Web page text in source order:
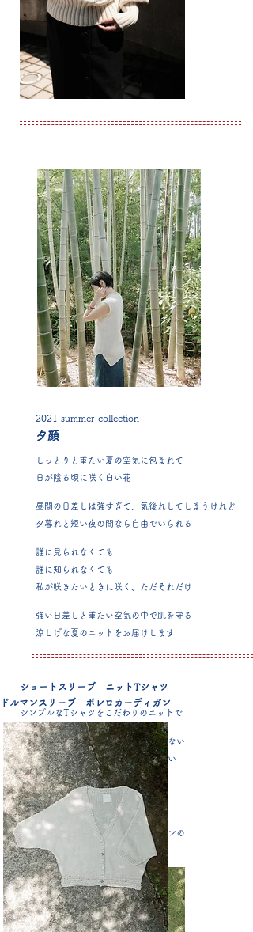
2021 summer collection
​夕顔
しっとりと重たい夏の空気に包まれて
日が陰る頃に咲く白い花
昼間の日差しは強すぎて、気後れしてしまうけれど
夕暮れと短い夜の間なら自由でいられる
誰に見られなくても
誰に知られなくても
私が咲きたいときに咲く、ただそれだけ
強い日差しと重たい空気の中で肌を守る
涼しげな夏のニットをお届けします
ショートスリーブ ニットTシャツ
シンプルなTシャツをこだわりのニットで
夏だけど、カジュアルになりすぎたくない
強い日差しの中でも、可憐さは保ちたい
ほどよい衿元の開き
後ろはきらめく貝殻ボタン付き
涼しげなオーガニックコットン＆リネンの
新しいTシャツスタイル
ドルマンスリーブ ボレロカーディガン